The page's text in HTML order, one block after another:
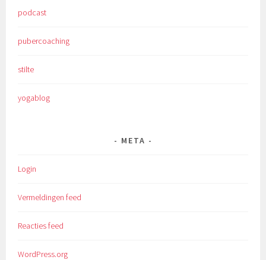
podcast
pubercoaching
stilte
yogablog
META
Login
Vermeldingen feed
Reacties feed
WordPress.org